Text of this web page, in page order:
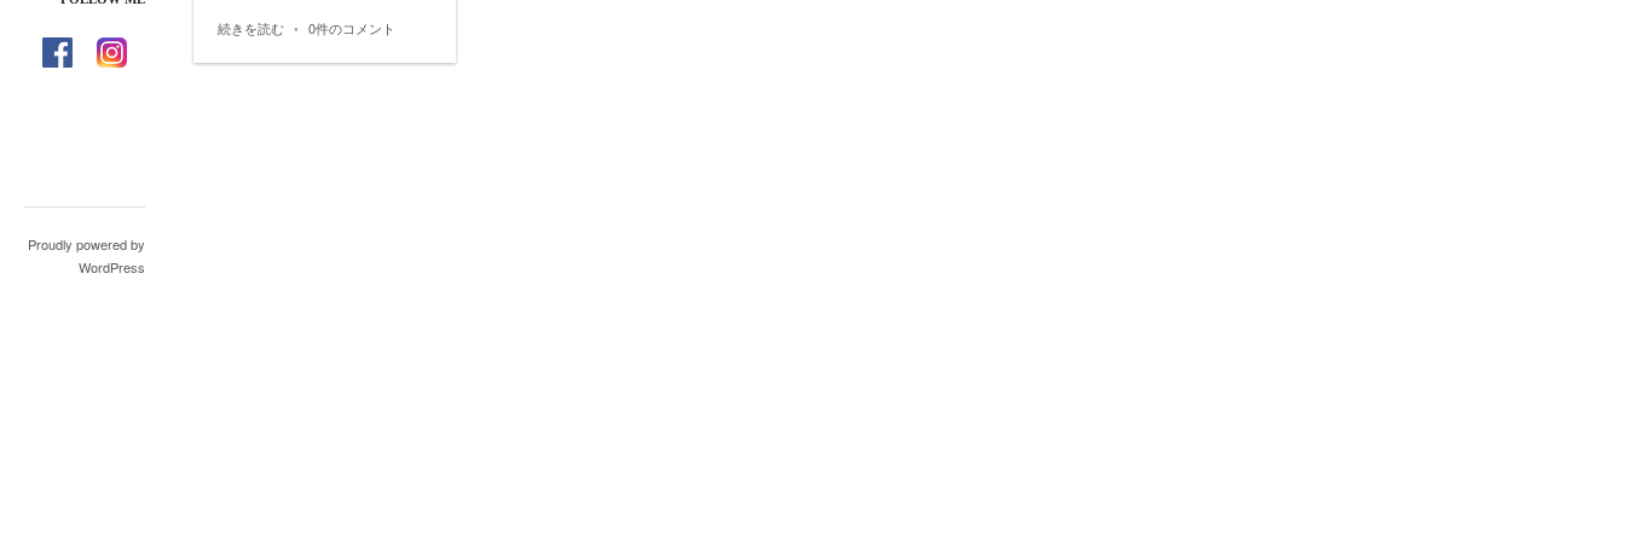
Proudly powered by
WordPress
続きを読む • 0件のコメント